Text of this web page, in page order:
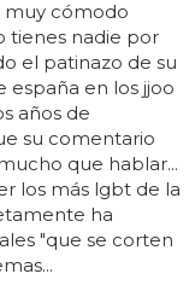
muy cómodo
tienes nadie por
el patinazo de su
españa en los jjoo
años de
su comentario
que hablar...
los más lgbt de la
ha
"que se corten